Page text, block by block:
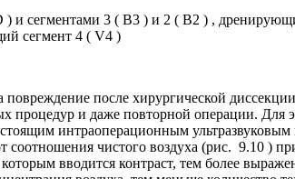
и сегментами 3 ( B3 ) и 2 ( B2 ) ,
сегмент 4 ( V4 )
после хирургической
и даже повторной операции. Для
интраоперационным
чистого воздуха (рис. 9.10 )
вводится контраст, тем более